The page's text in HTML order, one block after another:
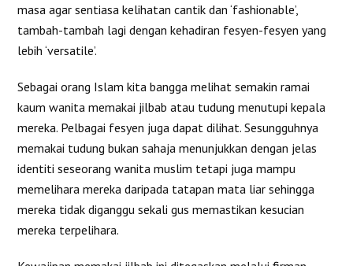
masa agar sentiasa kelihatan cantik dan ‘fashionable’,
tambah-tambah lagi dengan kehadiran fesyen-fesyen yang
lebih ‘versatile’.
Sebagai orang Islam kita bangga melihat semakin ramai
kaum wanita memakai jilbab atau tudung menutupi kepala
mereka. Pelbagai fesyen juga dapat dilihat. Sesungguhnya
memakai tudung bukan sahaja menunjukkan dengan jelas
identiti seseorang wanita muslim tetapi juga mampu
memelihara mereka daripada tatapan mata liar sehingga
mereka tidak diganggu sekali gus memastikan kesucian
mereka terpelihara.